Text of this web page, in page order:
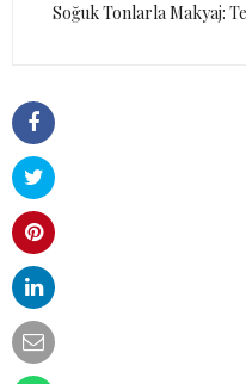
Soğuk Tonlarla Makyaj: